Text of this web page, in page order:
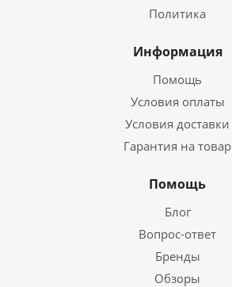
Политика
Информация
Помощь
Условия оплаты
Условия доставки
Гарантия на товар
Помощь
Блог
Вопрос-ответ
Бренды
Обзоры